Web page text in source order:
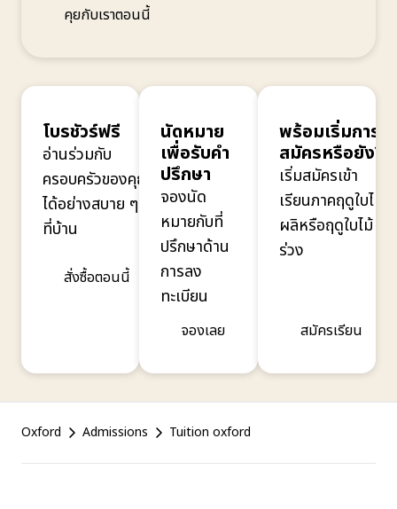
คุยกับเราตอนนี้
โบรชัวร์ฟรี
อ่านร่วมกับ
ครอบครัวของคุณ
ได้อย่างสบาย ๆ
ที่บ้าน
สั่งซื้อตอนนี้
นัดหมาย
เพื่อรับคำ
ปรึกษา
จองนัด
หมายกับที่
ปรึกษาด้าน
การลง
ทะเบียน
จองเลย
พร้อมเริ่มการ
สมัครหรือยัง?
เริ่มสมัครเข้า
เรียนภาคฤดูใบไม้
ผลิหรือฤดูใบไม้
ร่วง
สมัครเรียน
Oxford Admissions Tuition oxford